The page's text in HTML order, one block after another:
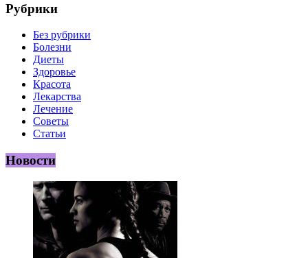
Рубрики
Без рубрики
Болезни
Диеты
Здоровье
Красота
Лекарства
Лечение
Советы
Статьи
Новости